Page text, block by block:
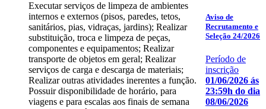
Executar serviços de limpeza de ambientes
internos e externos (pisos, paredes, tetos,
sanitários, pias, vidraças, jardins); Realizar
substituição, troca e limpeza de peças,
componentes e equipamentos; Realizar
transporte de objetos em geral; Realizar
serviços de carga e descarga de materiais;
Realizar outras atividades inerentes a função.
Possuir disponibilidade de horário, para
viagens e para escalas aos finais de semana
Aviso de
Recrutamento e
Seleção 24/2026
Período de
inscrição
01/06/2026 ás
23:59h do dia
08/06/2026